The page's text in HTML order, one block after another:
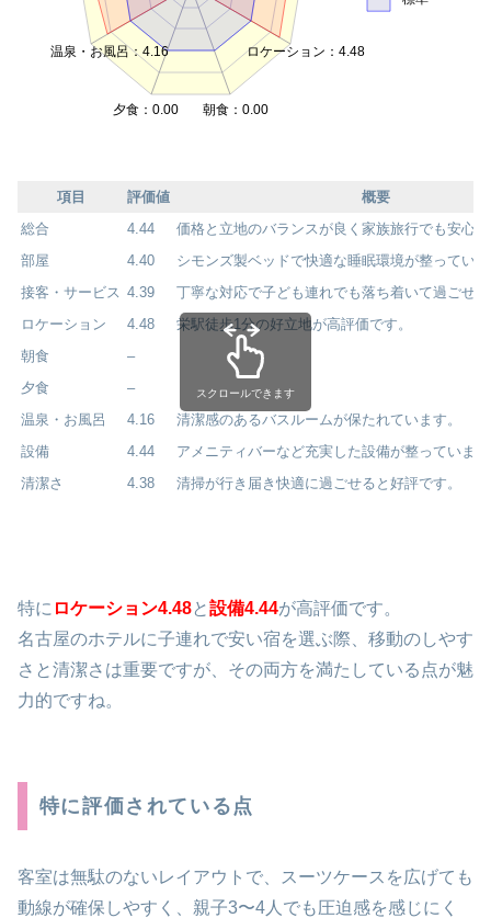
ロケーション：4.48
朝食：0.00
夕食：0.00
温泉・お風呂：4.16
項目 評価値
概要
総合
4.44
価格と立地のバランスが良く家族旅行でも安心
部屋
4.40
シモンズ製ベッドで快適な睡眠環境が整ってい
接客・サービス 4.39
丁寧な対応で子ども連れでも落ち着いて過ごせ
ロケーション
4.48
栄駅徒歩1分の好立地が高評価です。
朝食
–
夕食
–
温泉・お風呂
4.16
清潔感のあるバスルームが保たれています。
設備
4.44
アメニティバーなど充実した設備が整っていま
清潔さ
4.38 清掃が行き届き快適に過ごせると好評です。
スクロールできます
特に ロケーション4.48と設備4.44が高評価です。
名古屋のホテルに子連れで安い宿を選ぶ際、移動のしやす
さと清潔さは重要ですが、その両方を満たしている点が魅
力的ですね。
特に評価されている点
客室は無駄のないレイアウトで、スーツケースを広げても
動線が確保しやすく、親子3〜4人でも圧迫感を感じにく